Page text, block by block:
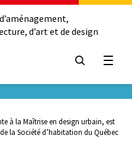
d’art et de design
à la Maîtrise en design urbain, est
la Société d’habitation du Québec